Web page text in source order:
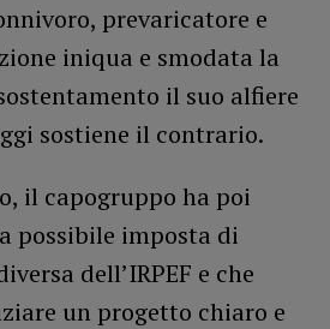
prevaricatore e
iniqua e smodata la
il suo alfiere
sostiene il contrario.
il capogruppo ha poi
possibile imposta di
dell’IRPEF e che
un progetto chiaro e